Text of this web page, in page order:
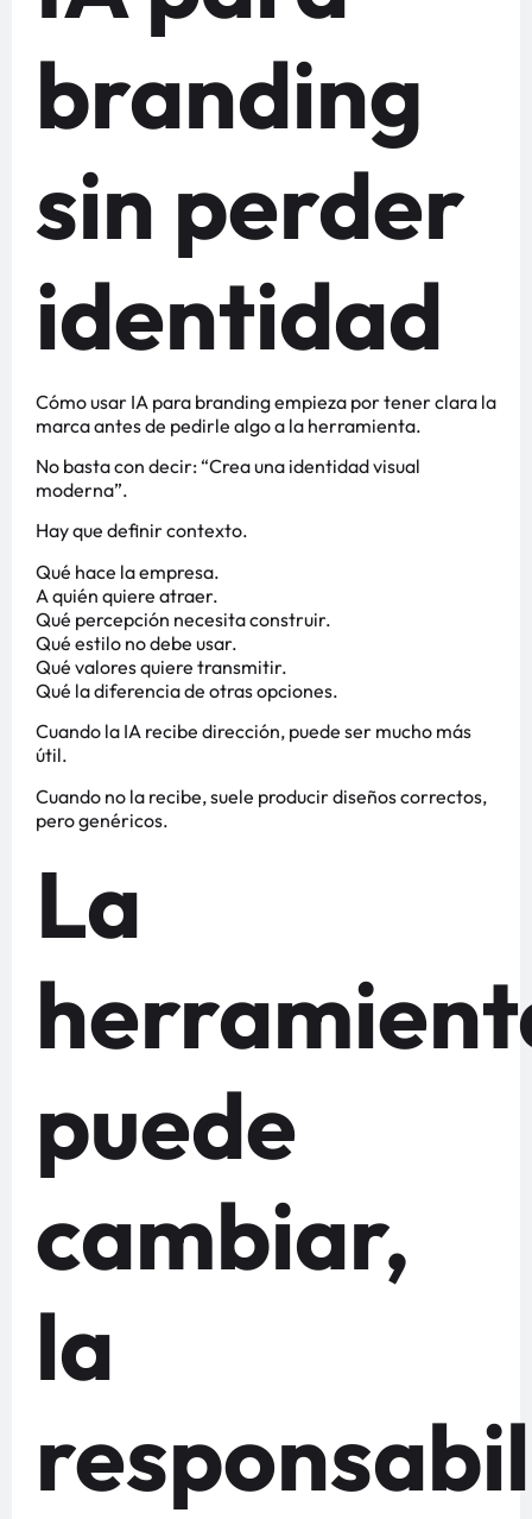
branding
sin perder
identidad
Cómo usar IA para branding empieza por tener clara la
marca antes de pedirle algo a la herramienta.
No basta con decir: “Crea una identidad visual
moderna”.
Hay que definir contexto.
Qué hace la empresa.
A quién quiere atraer.
Qué percepción necesita construir.
Qué estilo no debe usar.
Qué valores quiere transmitir.
Qué la diferencia de otras opciones.
Cuando la IA recibe dirección, puede ser mucho más
útil.
Cuando no la recibe, suele producir diseños correctos,
pero genéricos.
La
puede
cambiar,
la